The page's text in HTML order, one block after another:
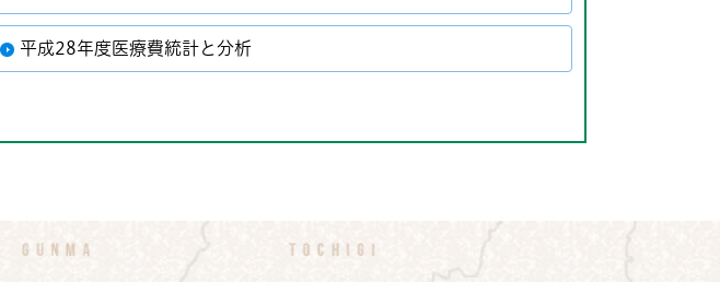
平成28年度医療費統計と分析